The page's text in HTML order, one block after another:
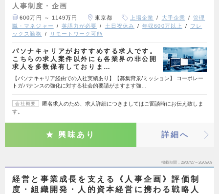
人事制度・企画
600万円 ～ 1149万円 東京都 上場企業 大手企業
管理
職・マネジャー
英語力が必要 土日祝休み 年収600万以上
フレ
ックス勤務
リモートワーク可能
パソナキャリアがおすすめする求人です。
こちらの求人案件以外にも各業界の非公開
求人を多数保有しておりま…
【パソナキャリア経由での入社実績あり】【募集背景/ミッション】 コーポレー
トガバナンスの強化に対する社会的要請がますます強…
会社概要
匿名求人のため、求人詳細につきましてはご面談時にお伝え致しま
す。
興味あり 詳細へ
掲載期間 26/07/27～26/08/09
経営と事業成長を支える《人事企画》評価制
度・組織開発・人的資本経営に携わる戦略人